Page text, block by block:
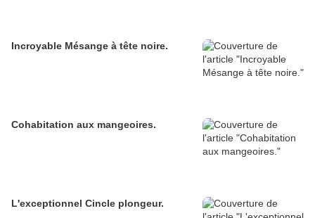
Incroyable Mésange à tête noire.
Cohabitation aux mangeoires.
L'exceptionnel Cincle plongeur.